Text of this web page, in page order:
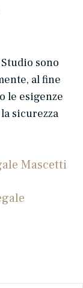
sono
al fine
le esigenze
sicurezza
Mascetti